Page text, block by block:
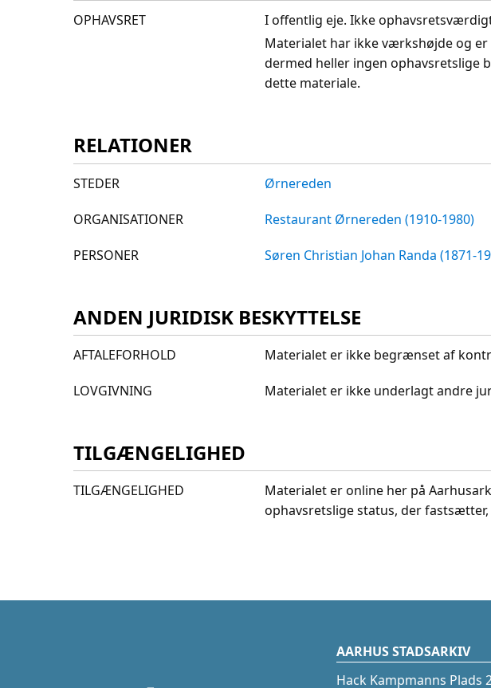
OPHAVSRET
I offentlig eje. Ikke
Materialet har ikke værkshøjde og
dermed heller ingen ophavsretslige
dette materiale.
RELATIONER
STEDER Ørnereden
ORGANISATIONER Restaurant Ørnereden (1910-1980)
PERSONER Søren Christian Johan Randa (1871-
ANDEN JURIDISK BESKYTTELSE
AFTALEFORHOLD Materialet er ikke begrænset af
LOVGIVNING Materialet er ikke underlagt andre
TILGÆNGELIGHED
TILGÆNGELIGHED
Materialet er online her på
ophavsretslige status, der
AARHUS STADSARKIV
Hack Kampmanns Plads